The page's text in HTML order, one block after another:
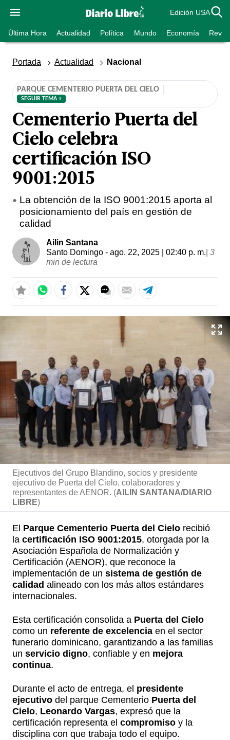
Edición USA
Última Hora Actualidad Política Mundo Economía
Portada Actualidad Nacional
PARQUE CEMENTERIO PUERTA DEL CIELO
SEGUIR TEMA +
Cementerio Puerta del
Cielo celebra
certificación ISO
9001:2015
La obtención de la ISO 9001:2015 aporta al
posicionamiento del país en gestión de
calidad
Ailin Santana
Santo Domingo - ago. 22, 2025 | 02:40 p. m. 3
min de lectura
Ejecutivos del Grupo Blandino, socios y presidente
ejecutivo de Puerta del Cielo, colaboradores y
representantes de AENOR. (AILIN SANTANA/DIARIO
LIBRE)
El Parque Cementerio Puerta del Cielo recibió
la certificación ISO 9001:2015, otorgada por la
Asociación Española de Normalización y
Certificación (AENOR), que reconoce la
implementación de un sistema de gestión de
calidad alineado con los más altos estándares
internacionales.
Esta certificación consolida a Puerta del Cielo
como un referente de excelencia en el sector
funerario dominicano, garantizando a las familias
un servicio digno, confiable y en mejora
continua.
Durante el acto de entrega, el presidente
ejecutivo del parque Cementerio Puerta del
Cielo, Leonardo Vargas, expresó que la
certificación representa el compromiso y la
disciplina con que trabaja todo el equipo.